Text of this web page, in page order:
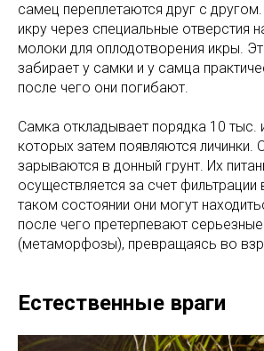
самец переплетаются друг с
икру через специальные отверстия
молоки для оплодотворения икры.
забирает у самки и у самца
после чего они погибают.
Самка откладывает порядка 10 тыс.
которых затем появляются личинки.
зарываются в донный грунт. Их
осуществляется за счет
таком состоянии они могут
после чего претерпевают
(метаморфозы), превращаясь во
Естественные враги